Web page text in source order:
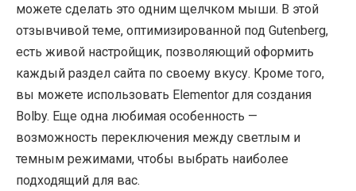
можете сделать это одним щелчком мыши. В этой
отзывчивой теме, оптимизированной под Gutenberg,
есть живой настройщик, позволяющий оформить
каждый раздел сайта по своему вкусу. Кроме того,
вы можете использовать Elementor для создания
Bolby. Еще одна любимая особенность —
возможность переключения между светлым и
темным режимами, чтобы выбрать наиболее
подходящий для вас.